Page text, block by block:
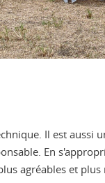
Il est
En
agréables et